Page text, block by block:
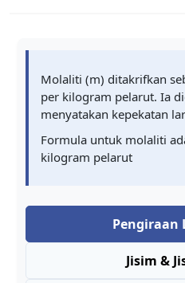
Molaliti (m) ditakrifkan
per kilogram pelarut. Ia
menyatakan kepekatan
Formula untuk molaliti
kilogram pelarut
Pengiraan
Jisim &